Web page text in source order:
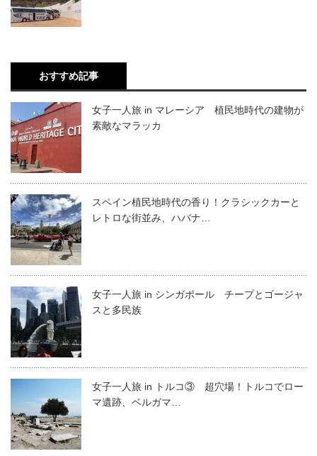
おすすめ記事
女子一人旅 in マレーシア 植民地時代の建物が
素敵なマラッカ
スペイン植民地時代の香り！クラシックカーと
レトロな街並み、ハバナ…
女子一人旅 in シンガポール チープとゴージャ
スと多民族
女子一人旅 in トルコ③ 超穴場！トルコでロー
マ遺跡、ベルガマ…